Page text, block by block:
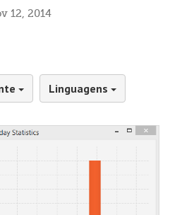
12, 2014
Linguagens